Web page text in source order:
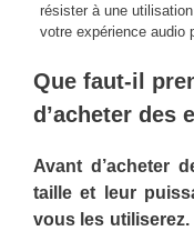
résister à une
votre expérience audio
Que faut-il
d’acheter des
Avant d’acheter
taille et leur
vous les utiliserez.